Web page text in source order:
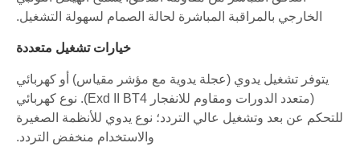
الخارجي بالمراقبة المباشرة لحالة الصمام لسهولة التشغيل.
خيارات تشغيل متعددة
يتوفر تشغيل يدوي (عجلة يدوية مع مؤشر مقياس) أو كهربائي
(متعدد الدورات ومقاوم للانفجار Exd II BT4). نوع كهربائي
للتحكم عن بعد وتشغيل عالي التردد؛ نوع يدوي للأنظمة الصغيرة
والاستخدام منخفض التردد.